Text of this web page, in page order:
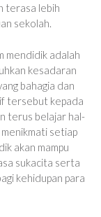
terasa lebih
sekolah.
mendidik adalah
kesadaran
bahagia dan
tersebut kepada
terus belajar hal-
setiap
akan mampu
sukacita serta
kehidupan para